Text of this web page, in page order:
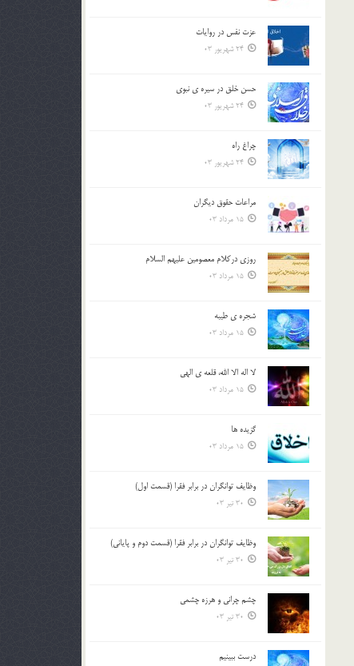
عزت نفس در روايات
24 شهریور 03
حسن خلق در سيره ي نبوي
24 شهریور 03
چراغ راه
24 شهریور 03
مراعات حقوق ديگران
15 مرداد 03
روزي دركلام معصومين عليهم السلام
15 مرداد 03
شجره ي طيبه
15 مرداد 03
لا اله الا الله، قلعه ي الهي
15 مرداد 03
گزيده ها
15 مرداد 03
وظایف توانگران در برابر فقرا (قسمت اول)
30 تیر 03
وظایف توانگران در برابر فقرا (قسمت دوم و پایانی)
30 تیر 03
چشم ‏چرانى و هرزه‏ چشمى
30 تیر 03
درست ببينيم